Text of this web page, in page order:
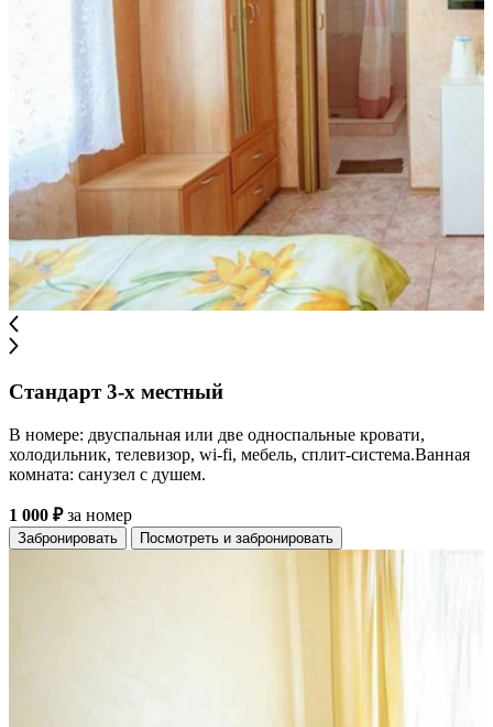
Стандарт 3-х местный
В номере: двуспальная или две односпальные кровати,
холодильник, телевизор, wi-fi, мебель, сплит-система.Ванная
комната: санузел с душем.
1 000 ₽за номер
Забронировать Посмотреть и забронировать